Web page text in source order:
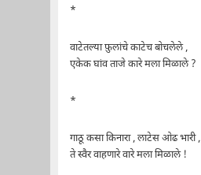
*
वाटेतल्या फ़ुलांचे काटेच बोचलेले ,
एकेक घांव ताजे कारे मला मिळाले ?
*
गाठू कसा किनारा , लाटेस ओढ भारी ,
ते स्वैर वाहणारे वारे मला मिळाले !